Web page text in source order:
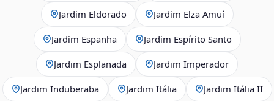
Jardim Eldorado Jardim Elza Amuí
Jardim Espanha Jardim Espírito Santo
Jardim Esplanada Jardim Imperador
Jardim Induberaba Jardim Itália Jardim Itália II